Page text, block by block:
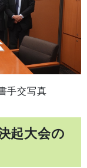
手交写真
起大会の